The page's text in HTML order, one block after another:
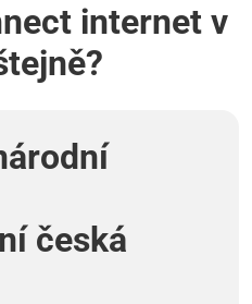
internet v
česká